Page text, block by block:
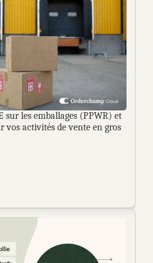
sur les emballages (PPWR) et
vos activités de vente en gros